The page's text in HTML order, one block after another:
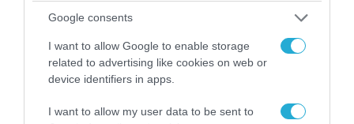
Google consents
I want to allow Google to enable storage
related to advertising like cookies on web or
device identifiers in apps.
I want to allow my user data to be sent to
04.08.2026 | 15:02
Αυτή την ώρα το τελευταίο «αντίο» στον πρώην
υπουργό Ι.Βαρβιτσιώτη (φωτο)